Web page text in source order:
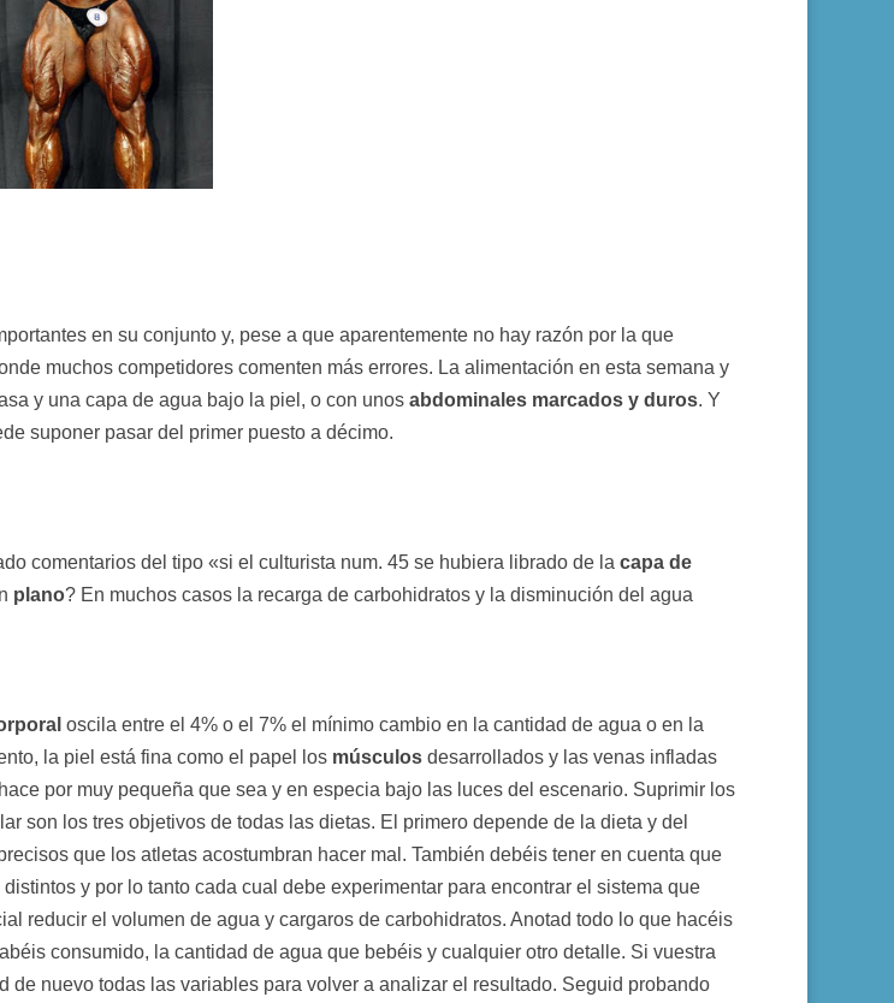
en su conjunto y, pese a que aparentemente no hay razón por la que
muchos competidores comenten más errores. La alimentación en esta semana y
y una capa de agua bajo la piel, o con unos abdominales marcados y duros. Y
suponer pasar del primer puesto a décimo.
comentarios del tipo «si el culturista num. 45 se hubiera librado de la capa de
plano? En muchos casos la recarga de carbohidratos y la disminución del agua
oscila entre el 4% o el 7% el mínimo cambio en la cantidad de agua o en la
la piel está fina como el papel los músculos desarrollados y las venas infladas
por muy pequeña que sea y en especia bajo las luces del escenario. Suprimir los
son los tres objetivos de todas las dietas. El primero depende de la dieta y del
que los atletas acostumbran hacer mal. También debéis tener en cuenta que
y por lo tanto cada cual debe experimentar para encontrar el sistema que
reducir el volumen de agua y cargaros de carbohidratos. Anotad todo lo que hacéis
consumido, la cantidad de agua que bebéis y cualquier otro detalle. Si vuestra
nuevo todas las variables para volver a analizar el resultado. Seguid probando